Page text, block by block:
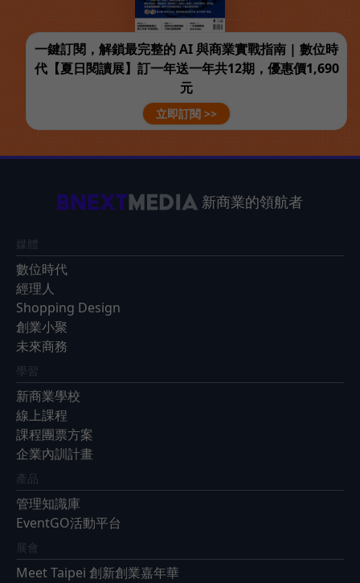
一鍵訂閱，解鎖最完整的 AI 與商業實戰指南 | 數位時
代【夏日閱讀展】訂一年送一年共12期，優惠價1,690
元
立即訂閱 >>
新商業的領航者
媒體
數位時代
經理人
Shopping Design
創業小聚
未來商務
學習
新商業學校
線上課程
課程團票方案
企業內訓計畫
產品
管理知識庫
EventGO活動平台
展會
Meet Taipei 創新創業嘉年華